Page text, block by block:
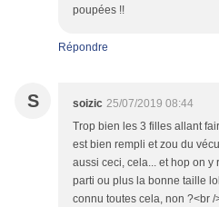
poupées !!
Répondre
S soizic 25/07/2019 08:44
Trop bien les 3 filles allant
est bien rempli et zou du
aussi ceci, cela... et hop on
parti ou plus la bonne taille
connu toutes cela, non ?<br /